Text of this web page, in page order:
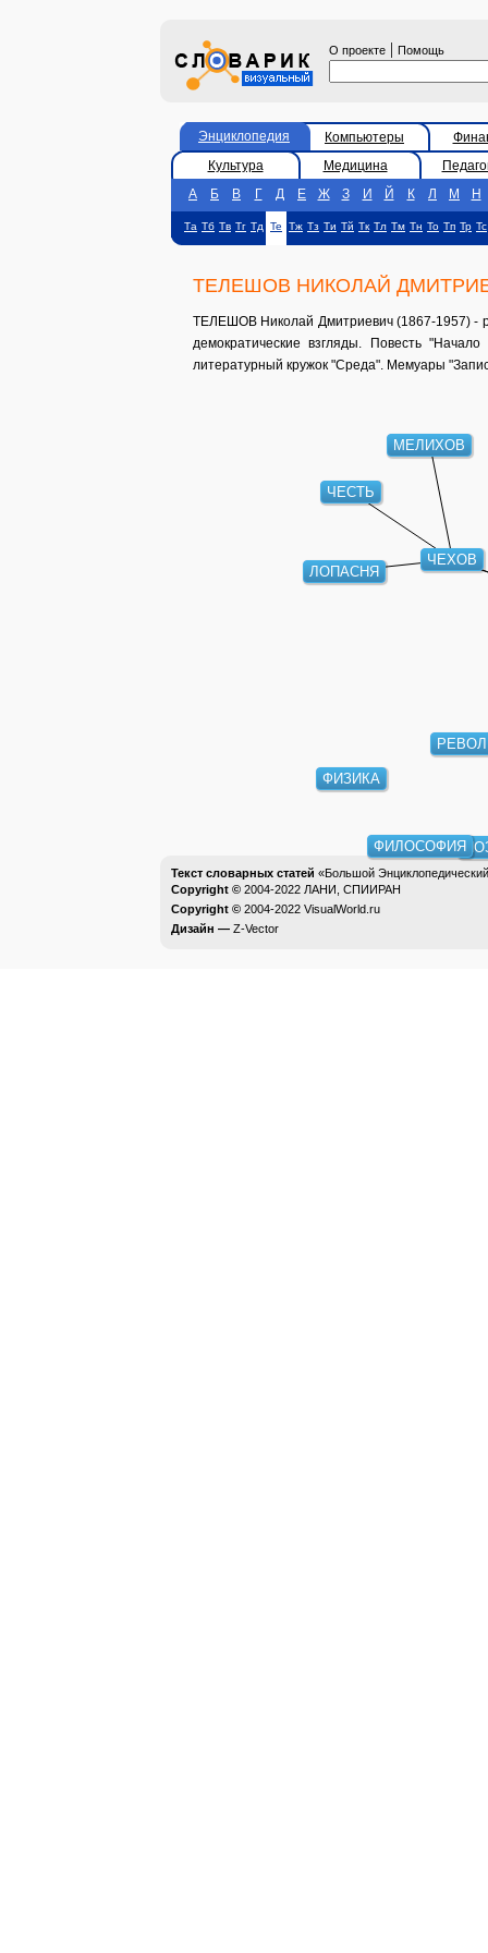
О проекте | Помощь
Энциклопедия Компьютеры
Культура
Медицина
А
Б В Г Д Е Ж З И Й К Л М Н
Та Тб Тв Тг Тд Те Тж Тз Ти Тй Тк Тл Тм Тн То Тп Тр Тс
ТЕЛЕШОВ НИКОЛАЙ
ТЕЛЕШОВ Николай Дмитриевич (1867-1957) -
демократические взгляды. Повесть
литературный кружок "Среда". Мемуары
ЧЕХОВ
ЛОПАСНЯ
МЕЛИХОВ
ЧЕСТЬ
ФИЛОСОФИЯ
ФИЗИКА
Текст словарных статей «Большой
Copyright © 2004-2022 ЛАНИ, СПИИРАН
Copyright © 2004-2022 VisualWorld.ru
Дизайн — Z-Vector